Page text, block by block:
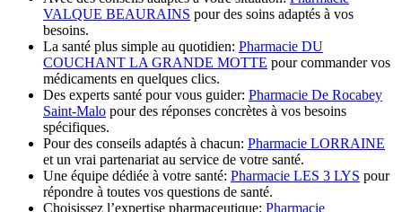
VALQUE BEAURAINS pour des soins adaptés à vos
besoins.
La santé plus simple au quotidien: Pharmacie DU
COUCHANT LA GRANDE MOTTE pour commander vos
médicaments en quelques clics.
Des experts santé pour vous guider: Pharmacie De Rocabey
Saint-Malo pour des réponses concrètes à vos besoins
spécifiques.
Pour des conseils adaptés à chacun: Pharmacie LORRAINE
et un vrai partenariat au service de votre santé.
Une équipe dédiée à votre santé: Pharmacie LES 3 LYS pour
répondre à toutes vos questions de santé.
Choisissez l’expertise pharmaceutique: Pharmacie